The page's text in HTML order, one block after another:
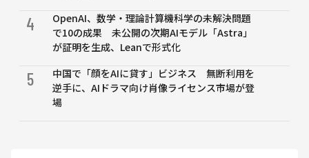
4
OpenAI、数学・理論計算機科学の未解決問題
で10の成果 未公開の次期AIモデル「Astra」
が証明を生成、Leanで形式化
5
中国で「顔をAIに貸す」ビジネス 無断利用を
逆手に、AIドラマ向け肖像ライセンス市場が登
場